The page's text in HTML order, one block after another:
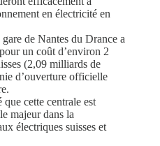
en électricité en
de Nantes du Drance a
un coût d’environ 2
(2,09 milliards de
d’ouverture officielle
cette centrale est
majeur dans la
électriques suisses et